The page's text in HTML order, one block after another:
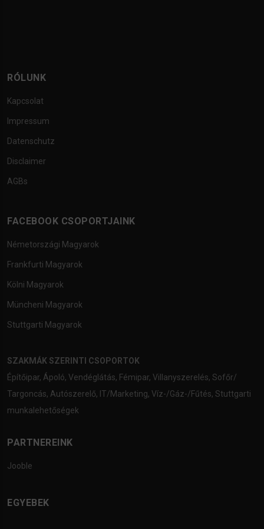
RÓLUNK
Kapcsolat
Impressum
Datenschutz
Disclaimer
AGBs
FACEBOOK CSOPORTJAINK
Németországi Magyarok
Frankfurti Magyarok
Kölni Magyarok
Müncheni Magyarok
Stuttgarti Magyarok
SZAKMÁK SZERINTI CSOPORTOK
Építőipar, Ápoló, Vendéglátás, Fémipar, Villanyszerelés, Sofőr/
Targoncás, Autószerelő, IT/Marketing, Víz-/Gáz-/Fűtés, Stuttgarti
munkalehetőségek
PARTNEREINK
Jooble
EGYEBEK